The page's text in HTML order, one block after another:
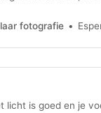
fotografie
licht is goed en je